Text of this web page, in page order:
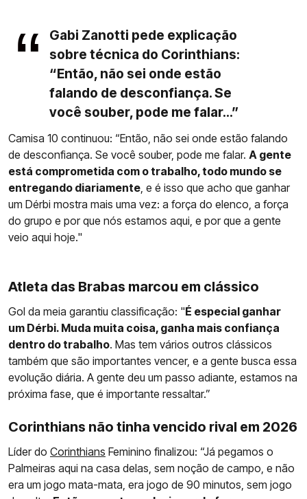
Gabi Zanotti pede explicação
sobre técnica do Corinthians:
“Então, não sei onde estão
falando de desconfiança. Se
você souber, pode me falar...”
Camisa 10 continuou: “Então, não sei onde estão falando
de desconfiança. Se você souber, pode me falar. A gente
está comprometida com o trabalho, todo mundo se
entregando diariamente, e é isso que acho que ganhar
um Dérbi mostra mais uma vez: a força do elenco, a força
do grupo e por que nós estamos aqui, e por que a gente
veio aqui hoje."
Atleta das Brabas marcou em clássico
Gol da meia garantiu classificação: "É especial ganhar
um Dérbi. Muda muita coisa, ganha mais confiança
dentro do trabalho. Mas tem vários outros clássicos
também que são importantes vencer, e a gente busca essa
evolução diária. A gente deu um passo adiante, estamos na
próxima fase, que é importante ressaltar.”
Corinthians não tinha vencido rival em 2026
Líder do Corinthians Feminino finalizou: “Já pegamos o
Palmeiras aqui na casa delas, sem noção de campo, e não
era um jogo mata-mata, era jogo de 90 minutos, sem jogo